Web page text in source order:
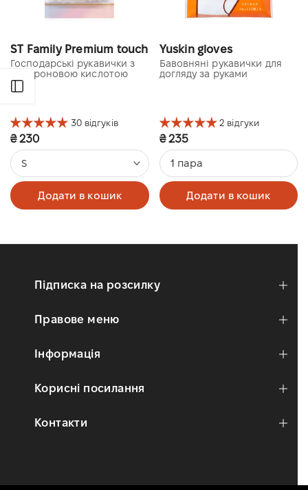
ST Family Premium touch
Господарські рукавички з
гіалуроновою кислотою
30 відгуків
₴ 230
S
Додати в кошик
Yuskin gloves
Бавовняні рукавички для
догляду за руками
2 відгуки
₴ 235
1 пара
Додати в кошик
Підписка на розсилку
Правове меню
Інформація
Корисні посилання
Контакти